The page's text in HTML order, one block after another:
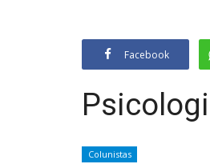
Facebook
Colunistas